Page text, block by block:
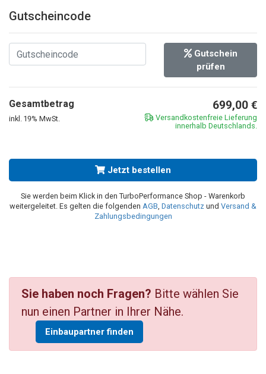
Gutscheincode
Gutschein
prüfen
Gesamtbetrag
inkl. 19% MwSt.
699,00 €
Versandkostenfreie Lieferung
innerhalb Deutschlands.
Jetzt bestellen
Sie werden beim Klick in den TurboPerformance Shop - Warenkorb
weitergeleitet. Es gelten die folgenden AGB, Datenschutz und Versand &
Zahlungsbedingungen
Sie haben noch Fragen? Bitte wählen Sie
nun einen Partner in Ihrer Nähe.
Einbaupartner finden